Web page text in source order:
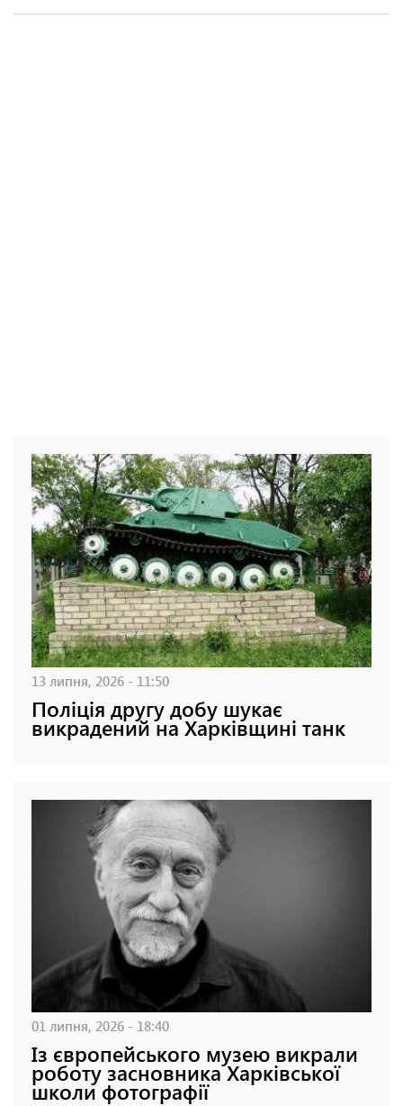
13 липня, 2026 - 11:50
Поліція другу добу шукає
викрадений на Харківщині танк
01 липня, 2026 - 18:40
Із європейського музею викрали
роботу засновника Харківської
школи фотографії